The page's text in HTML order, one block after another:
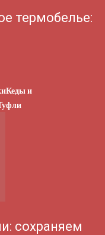
термобелье:
Кеды и
сохраняем